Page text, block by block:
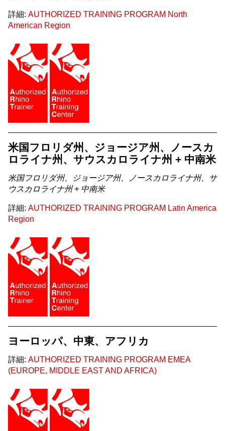
詳細: AUTHORIZED TRAINING PROGRAM North
American Region
米国フロリダ州、ジョージア州、ノースカ
ロライナ州、サウスカロライナ州 + 中南米
米国フロリダ州、ジョージア州、ノースカロライナ州、サ
ウスカロライナ州 + 中南米
詳細: AUTHORIZED TRAINING PROGRAM Latin America
Region
ヨーロッパ、中東、アフリカ
詳細: AUTHORIZED TRAINING PROGRAM EMEA
(EUROPE, MIDDLE EAST AND AFRICA)